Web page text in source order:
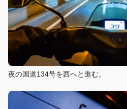
夜の国道134号を西へと進む。